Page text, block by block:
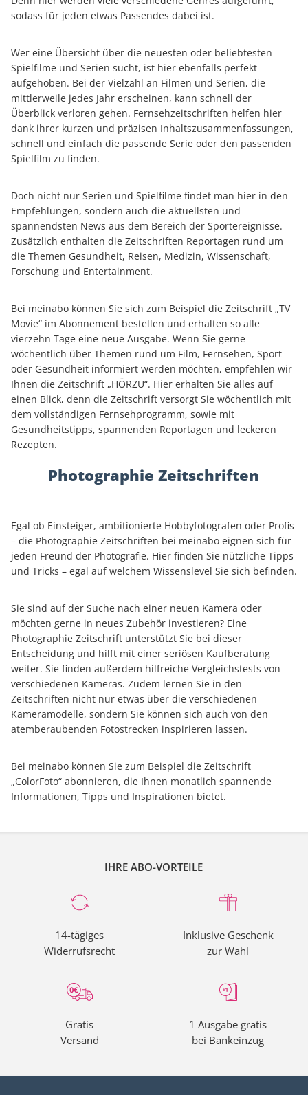
sodass für jeden etwas Passendes dabei ist.
Wer eine Übersicht über die neuesten oder beliebtesten
Spielfilme und Serien sucht, ist hier ebenfalls perfekt
aufgehoben. Bei der Vielzahl an Filmen und Serien, die
mittlerweile jedes Jahr erscheinen, kann schnell der
Überblick verloren gehen. Fernsehzeitschriften helfen hier
dank ihrer kurzen und präzisen Inhaltszusammenfassungen,
schnell und einfach die passende Serie oder den passenden
Spielfilm zu finden.
Doch nicht nur Serien und Spielfilme findet man hier in den
Empfehlungen, sondern auch die aktuellsten und
spannendsten News aus dem Bereich der Sportereignisse.
Zusätzlich enthalten die Zeitschriften Reportagen rund um
die Themen Gesundheit, Reisen, Medizin, Wissenschaft,
Forschung und Entertainment.
Bei meinabo können Sie sich zum Beispiel die Zeitschrift „TV
Movie“ im Abonnement bestellen und erhalten so alle
vierzehn Tage eine neue Ausgabe. Wenn Sie gerne
wöchentlich über Themen rund um Film, Fernsehen, Sport
oder Gesundheit informiert werden möchten, empfehlen wir
Ihnen die Zeitschrift „HÖRZU“. Hier erhalten Sie alles auf
einen Blick, denn die Zeitschrift versorgt Sie wöchentlich mit
dem vollständigen Fernsehprogramm, sowie mit
Gesundheitstipps, spannenden Reportagen und leckeren
Rezepten.
Photographie Zeitschriften
Egal ob Einsteiger, ambitionierte Hobbyfotografen oder Profis
– die Photographie Zeitschriften bei meinabo eignen sich für
jeden Freund der Photografie. Hier finden Sie nützliche Tipps
und Tricks – egal auf welchem Wissenslevel Sie sich befinden.
Sie sind auf der Suche nach einer neuen Kamera oder
möchten gerne in neues Zubehör investieren? Eine
Photographie Zeitschrift unterstützt Sie bei dieser
Entscheidung und hilft mit einer seriösen Kaufberatung
weiter. Sie finden außerdem hilfreiche Vergleichstests von
verschiedenen Kameras. Zudem lernen Sie in den
Zeitschriften nicht nur etwas über die verschiedenen
Kameramodelle, sondern Sie können sich auch von den
atemberaubenden Fotostrecken inspirieren lassen.
Bei meinabo können Sie zum Beispiel die Zeitschrift
„ColorFoto“ abonnieren, die Ihnen monatlich spannende
Informationen, Tipps und Inspirationen bietet.
IHRE ABO-VORTEILE
14-tägiges
Widerrufsrecht
Inklusive Geschenk
zur Wahl
Gratis
Versand
1 Ausgabe gratis
bei Bankeinzug